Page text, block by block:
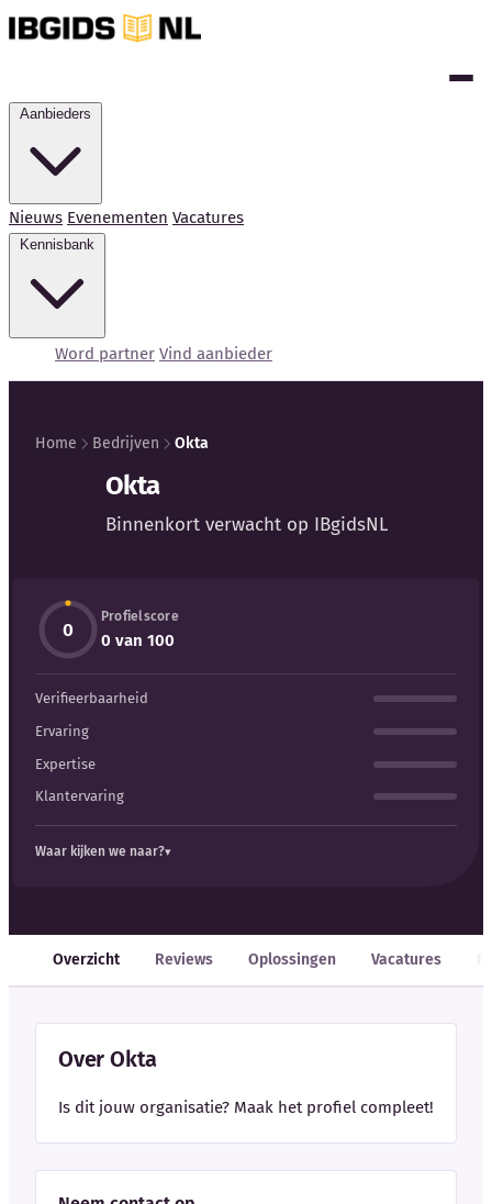
Nieuws Evenementen Vacatures
Word partner Vind aanbieder
Externe bronnen
Woordenboek
Auteurs
Home Bedrijven Okta
Okta
Binnenkort verwacht op IBgidsNL
0
Profielscore
0 van 100
Verifieerbaarheid
Ervaring
Expertise
Klantervaring
Waar kijken we naar?
Overzicht Reviews Oplossingen Vacatures
Over Okta
Is dit jouw organisatie? Maak het profiel compleet!